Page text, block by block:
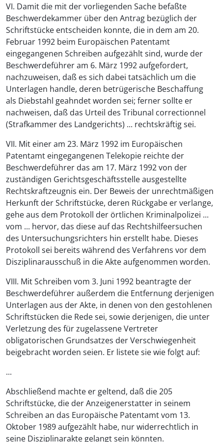
VI. Damit die mit der vorliegenden Sache befaßte
Beschwerdekammer über den Antrag bezüglich der
Schriftstücke entscheiden konnte, die in dem am 20.
Februar 1992 beim Europäischen Patentamt
eingegangenen Schreiben aufgezählt sind, wurde der
Beschwerdeführer am 6. März 1992 aufgefordert,
nachzuweisen, daß es sich dabei tatsächlich um die
Unterlagen handle, deren betrügerische Beschaffung
als Diebstahl geahndet worden sei; ferner sollte er
nachweisen, daß das Urteil des Tribunal correctionnel
(Strafkammer des Landgerichts) ... rechtskräftig sei.
VII. Mit einer am 23. März 1992 im Europäischen
Patentamt eingegangenen Telekopie reichte der
Beschwerdeführer das am 17. März 1992 von der
zuständigen Gerichtsgeschäftsstelle ausgestellte
Rechtskraftzeugnis ein. Der Beweis der unrechtmäßigen
Herkunft der Schriftstücke, deren Rückgabe er verlange,
gehe aus dem Protokoll der örtlichen Kriminalpolizei ...
vom ... hervor, das diese auf das Rechtshilfeersuchen
des Untersuchungsrichters hin erstellt habe. Dieses
Protokoll sei bereits während des Verfahrens vor dem
Disziplinarausschuß in die Akte aufgenommen worden.
VIII. Mit Schreiben vom 3. Juni 1992 beantragte der
Beschwerdeführer außerdem die Entfernung derjenigen
Unterlagen aus der Akte, in denen von den gestohlenen
Schriftstücken die Rede sei, sowie derjenigen, die unter
Verletzung des für zugelassene Vertreter
obligatorischen Grundsatzes der Verschwiegenheit
beigebracht worden seien. Er listete sie wie folgt auf:
...
Abschließend machte er geltend, daß die 205
Schriftstücke, die der Anzeigenerstatter in seinem
Schreiben an das Europäische Patentamt vom 13.
Oktober 1989 aufgezählt habe, nur widerrechtlich in
seine Disziplinarakte gelangt sein könnten.